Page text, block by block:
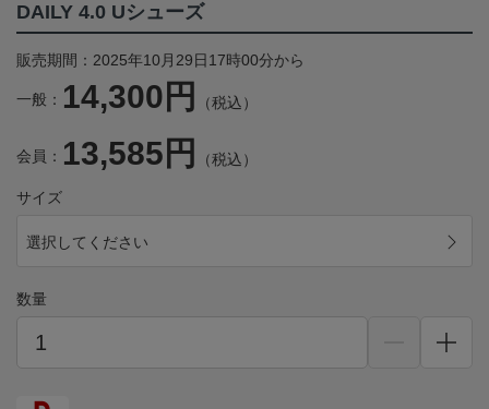
DAILY 4.0 Uシューズ
販売期間：2025年10月29日17時00分から
一般： 14,300円 （税込）
会員： 13,585円 （税込）
サイズ
選択してください
数量